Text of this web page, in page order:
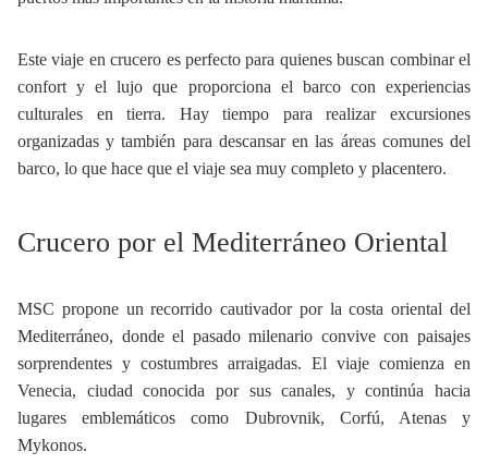
Este viaje en crucero es perfecto para quienes buscan combinar el
confort y el lujo que proporciona el barco con experiencias
culturales en tierra. Hay tiempo para realizar excursiones
organizadas y también para descansar en las áreas comunes del
barco, lo que hace que el viaje sea muy completo y placentero.
Crucero por el Mediterráneo Oriental
MSC propone un recorrido cautivador por la costa oriental del
Mediterráneo, donde el pasado milenario convive con paisajes
sorprendentes y costumbres arraigadas. El viaje comienza en
Venecia, ciudad conocida por sus canales, y continúa hacia
lugares emblemáticos como Dubrovnik, Corfú, Atenas y
Mykonos.